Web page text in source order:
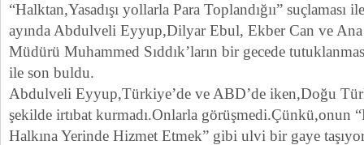
“Halktan,Yasadışı yollarla Para Toplandığıı” suçlaması
ayında Abdulveli Eyyup,Dilyar Ebul, Ekber Can ve
Müdürü Muhammed Sıddık’ların bir gecede
ile son buldu.
Abdulveli Eyyup,Türkiye’de ve ABD’de iken,Doğu
şekilde irtıbat kurmadı.Onlarla görüşmedi.Çünkü,onun
Halkına Yerinde Hizmet Etmek” gibi ulvi bir gaye